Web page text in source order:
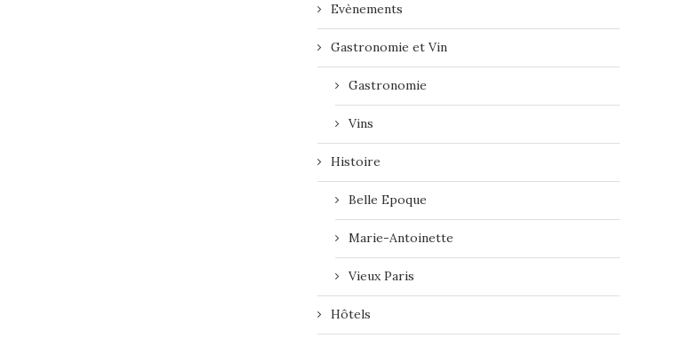
Evènements
Gastronomie et Vin
Gastronomie
Vins
Histoire
Belle Epoque
Marie-Antoinette
Vieux Paris
Hôtels